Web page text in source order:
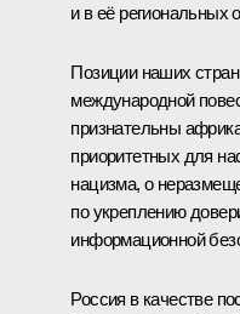
и в её региональных
Позиции наших
международной
признательны
приоритетных для
нацизма, о
по укреплению
информационной
Россия в качестве